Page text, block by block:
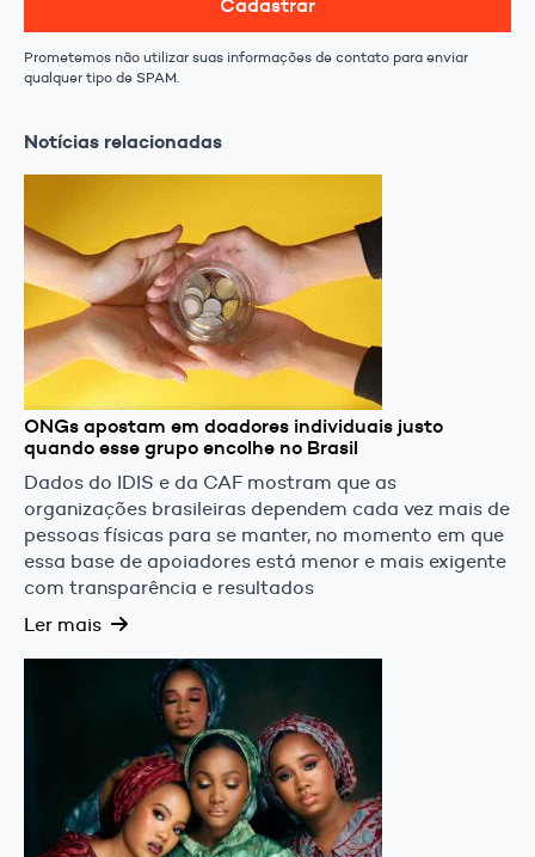
Prometemos não utilizar suas informações de contato para enviar
qualquer tipo de SPAM.
Notícias relacionadas
ONGs apostam em doadores individuais justo
quando esse grupo encolhe no Brasil
Dados do IDIS e da CAF mostram que as
organizações brasileiras dependem cada vez mais de
pessoas físicas para se manter, no momento em que
essa base de apoiadores está menor e mais exigente
com transparência e resultados
Ler mais